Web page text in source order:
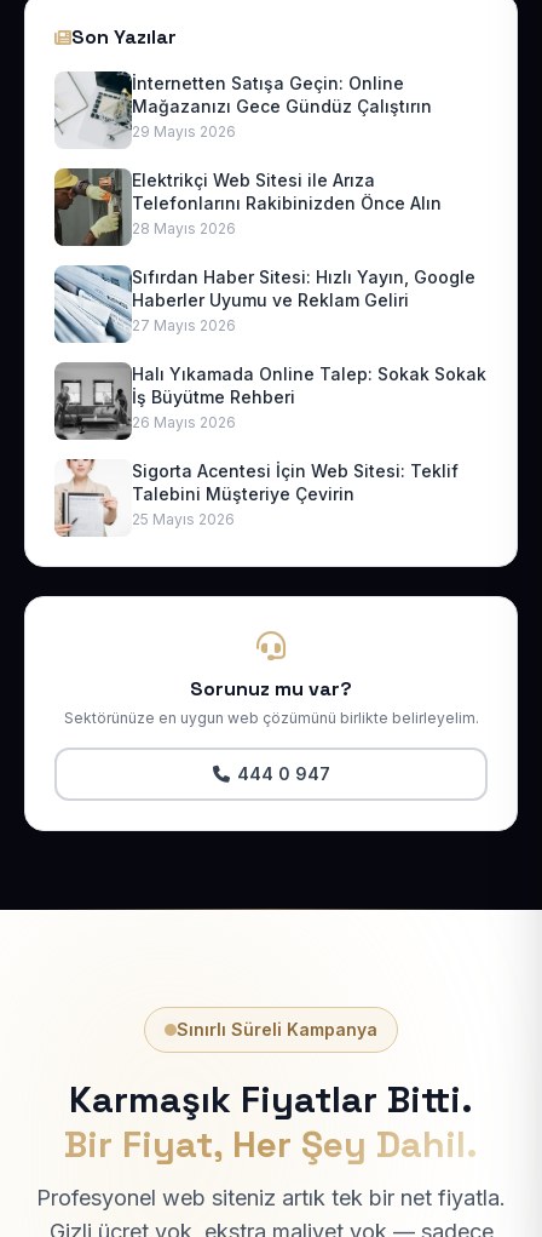
Son Yazılar
İnternetten Satışa Geçin: Online
Mağazanızı Gece Gündüz Çalıştırın
29 Mayıs 2026
Elektrikçi Web Sitesi ile Arıza
Telefonlarını Rakibinizden Önce Alın
28 Mayıs 2026
Sıfırdan Haber Sitesi: Hızlı Yayın, Google
Haberler Uyumu ve Reklam Geliri
27 Mayıs 2026
Halı Yıkamada Online Talep: Sokak Sokak
İş Büyütme Rehberi
26 Mayıs 2026
Sigorta Acentesi İçin Web Sitesi: Teklif
Talebini Müşteriye Çevirin
25 Mayıs 2026
Sorunuz mu var?
Sektörünüze en uygun web çözümünü birlikte belirleyelim.
444 0 947
Sınırlı Süreli Kampanya
Karmaşık Fiyatlar Bitti.
Bir Fiyat, Her Şey Dahil.
Profesyonel web siteniz artık tek bir net fiyatla.
Gizli ücret yok, ekstra maliyet yok — sadece